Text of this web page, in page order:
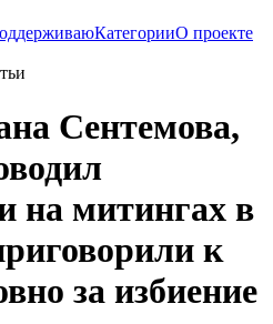
КатегорииО проекте
Сентемова,
на митингах в
к
за избиение